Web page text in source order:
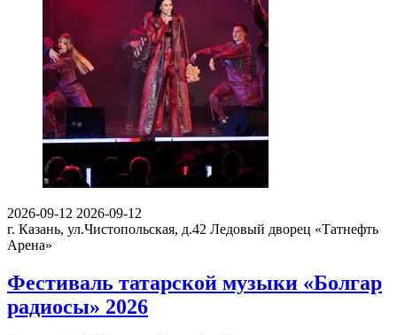
2026-09-12 2026-09-12
г. Казань, ул.Чистопольская, д.42 Ледовый дворец «Татнефть
Арена»
Фестиваль татарской музыки «Болгар
радиосы» 2026